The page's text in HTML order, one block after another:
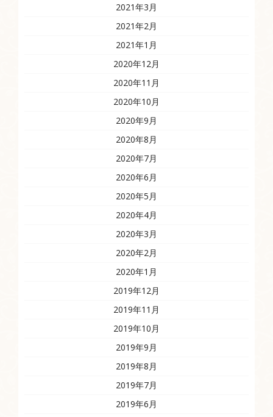
2021年3月
2021年2月
2021年1月
2020年12月
2020年11月
2020年10月
2020年9月
2020年8月
2020年7月
2020年6月
2020年5月
2020年4月
2020年3月
2020年2月
2020年1月
2019年12月
2019年11月
2019年10月
2019年9月
2019年8月
2019年7月
2019年6月